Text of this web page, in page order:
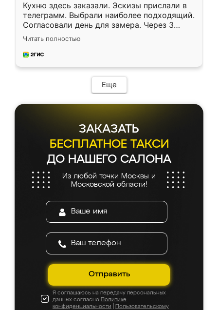
Кухню здесь заказали. Эскизы прислали в
телеграмм. Выбрали наиболее подходящий.
Согласовали день для замера. Через 3
недели кухня была уже готова. Остались
довольны работой. Спасибо Ренессанс
мебель за качественную работу!
Читать полностью
Еще
ЗАКАЗАТЬ
БЕСПЛАТНОЕ ТАКСИ
ДО НАШЕГО САЛОНА
Из любой точки Москвы и
Московской области!
Отправить
Я соглашаюсь на передачу персональных
данных согласно Политике
конфиденциальности
Пользовательскому